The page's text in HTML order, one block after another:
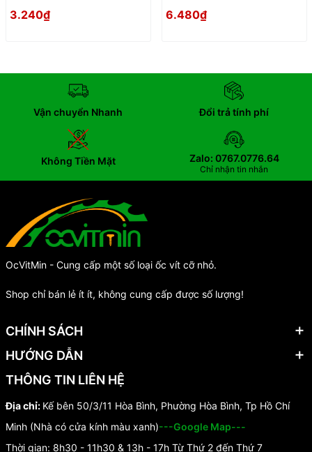
3.240₫ 6.480₫
Vận chuyển Nhanh Đổi trả tính phí
Không Tiền Mặt Zalo: 0767.0776.64
Chỉ nhận tin nhắn
OcVitMin - Cung cấp một số loại ốc vít cỡ nhỏ.
Shop chỉ bán lẻ ít ít, không cung cấp được số lượng!
CHÍNH SÁCH
HƯỚNG DẪN
THÔNG TIN LIÊN HỆ
Địa chỉ: Kế bên 50/3/11 Hòa Bình, Phường Hòa Bình, Tp Hồ Chí
Minh (Nhà có cửa kính màu xanh)---Google Map---
Thời gian: 8h30 - 11h30 & 13h - 17h Từ Thứ 2 đến Thứ 7